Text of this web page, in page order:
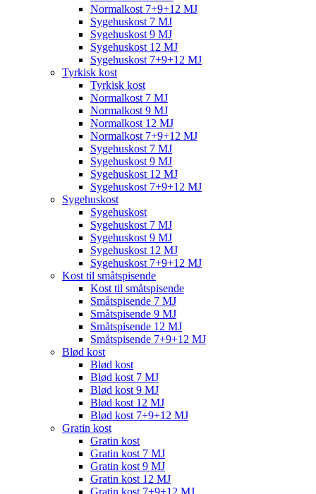
Normalkost 7+9+12 MJ
Sygehuskost 7 MJ
Sygehuskost 9 MJ
Sygehuskost 12 MJ
Sygehuskost 7+9+12 MJ
Tyrkisk kost
Tyrkisk kost
Normalkost 7 MJ
Normalkost 9 MJ
Normalkost 12 MJ
Normalkost 7+9+12 MJ
Sygehuskost 7 MJ
Sygehuskost 9 MJ
Sygehuskost 12 MJ
Sygehuskost 7+9+12 MJ
Sygehuskost
Sygehuskost
Sygehuskost 7 MJ
Sygehuskost 9 MJ
Sygehuskost 12 MJ
Sygehuskost 7+9+12 MJ
Kost til småtspisende
Kost til småtspisende
Småtspisende 7 MJ
Småtspisende 9 MJ
Småtspisende 12 MJ
Småtspisende 7+9+12 MJ
Blød kost
Blød kost
Blød kost 7 MJ
Blød kost 9 MJ
Blød kost 12 MJ
Blød kost 7+9+12 MJ
Gratin kost
Gratin kost
Gratin kost 7 MJ
Gratin kost 9 MJ
Gratin kost 12 MJ
Gratin kost 7+9+12 MJ